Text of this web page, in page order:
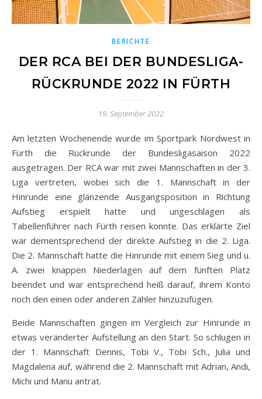
BERICHTE
DER RCA BEI DER BUNDESLIGA-
RÜCKRUNDE 2022 IN FÜRTH
19. September 2022
Am letzten Wochenende wurde im Sportpark Nordwest in
Fürth die Rückrunde der Bundesligasaison 2022
ausgetragen. Der RCA war mit zwei Mannschaften in der 3.
Liga vertreten, wobei sich die 1. Mannschaft in der
Hinrunde eine glänzende Ausgangsposition in Richtung
Aufstieg erspielt hatte und ungeschlagen als
Tabellenführer nach Fürth reisen konnte. Das erklärte Ziel
war dementsprechend der direkte Aufstieg in die 2. Liga.
Die 2. Mannschaft hatte die Hinrunde mit einem Sieg und u.
A. zwei knappen Niederlagen auf dem fünften Platz
beendet und war entsprechend heiß darauf, ihrem Konto
noch den einen oder anderen Zähler hinzuzufügen.
Beide Mannschaften gingen im Vergleich zur Hinrunde in
etwas veränderter Aufstellung an den Start. So schlugen in
der 1. Mannschaft Dennis, Tobi V., Tobi Sch., Julia und
Magdalena auf, während die 2. Mannschaft mit Adrian, Andi,
Michi und Manu antrat.